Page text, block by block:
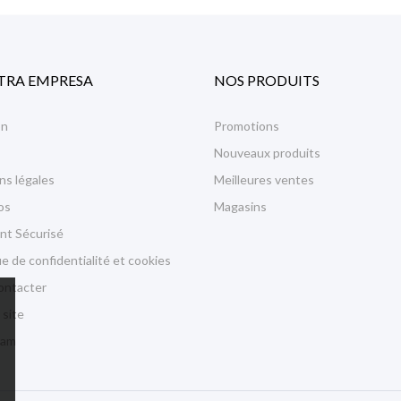
EMPRESA
légales
Sécurisé
de confidentialité et cookies
site
NOS PRODUITS
Promotions
Nouveaux produits
Meilleures ventes
Magasins